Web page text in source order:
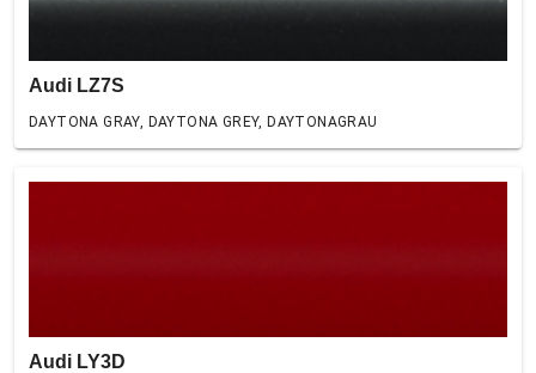
Audi LZ7S
DAYTONA GRAY, DAYTONA GREY, DAYTONAGRAU
Audi LY3D